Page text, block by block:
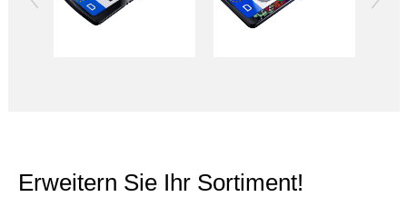
Erweitern Sie Ihr Sortiment!